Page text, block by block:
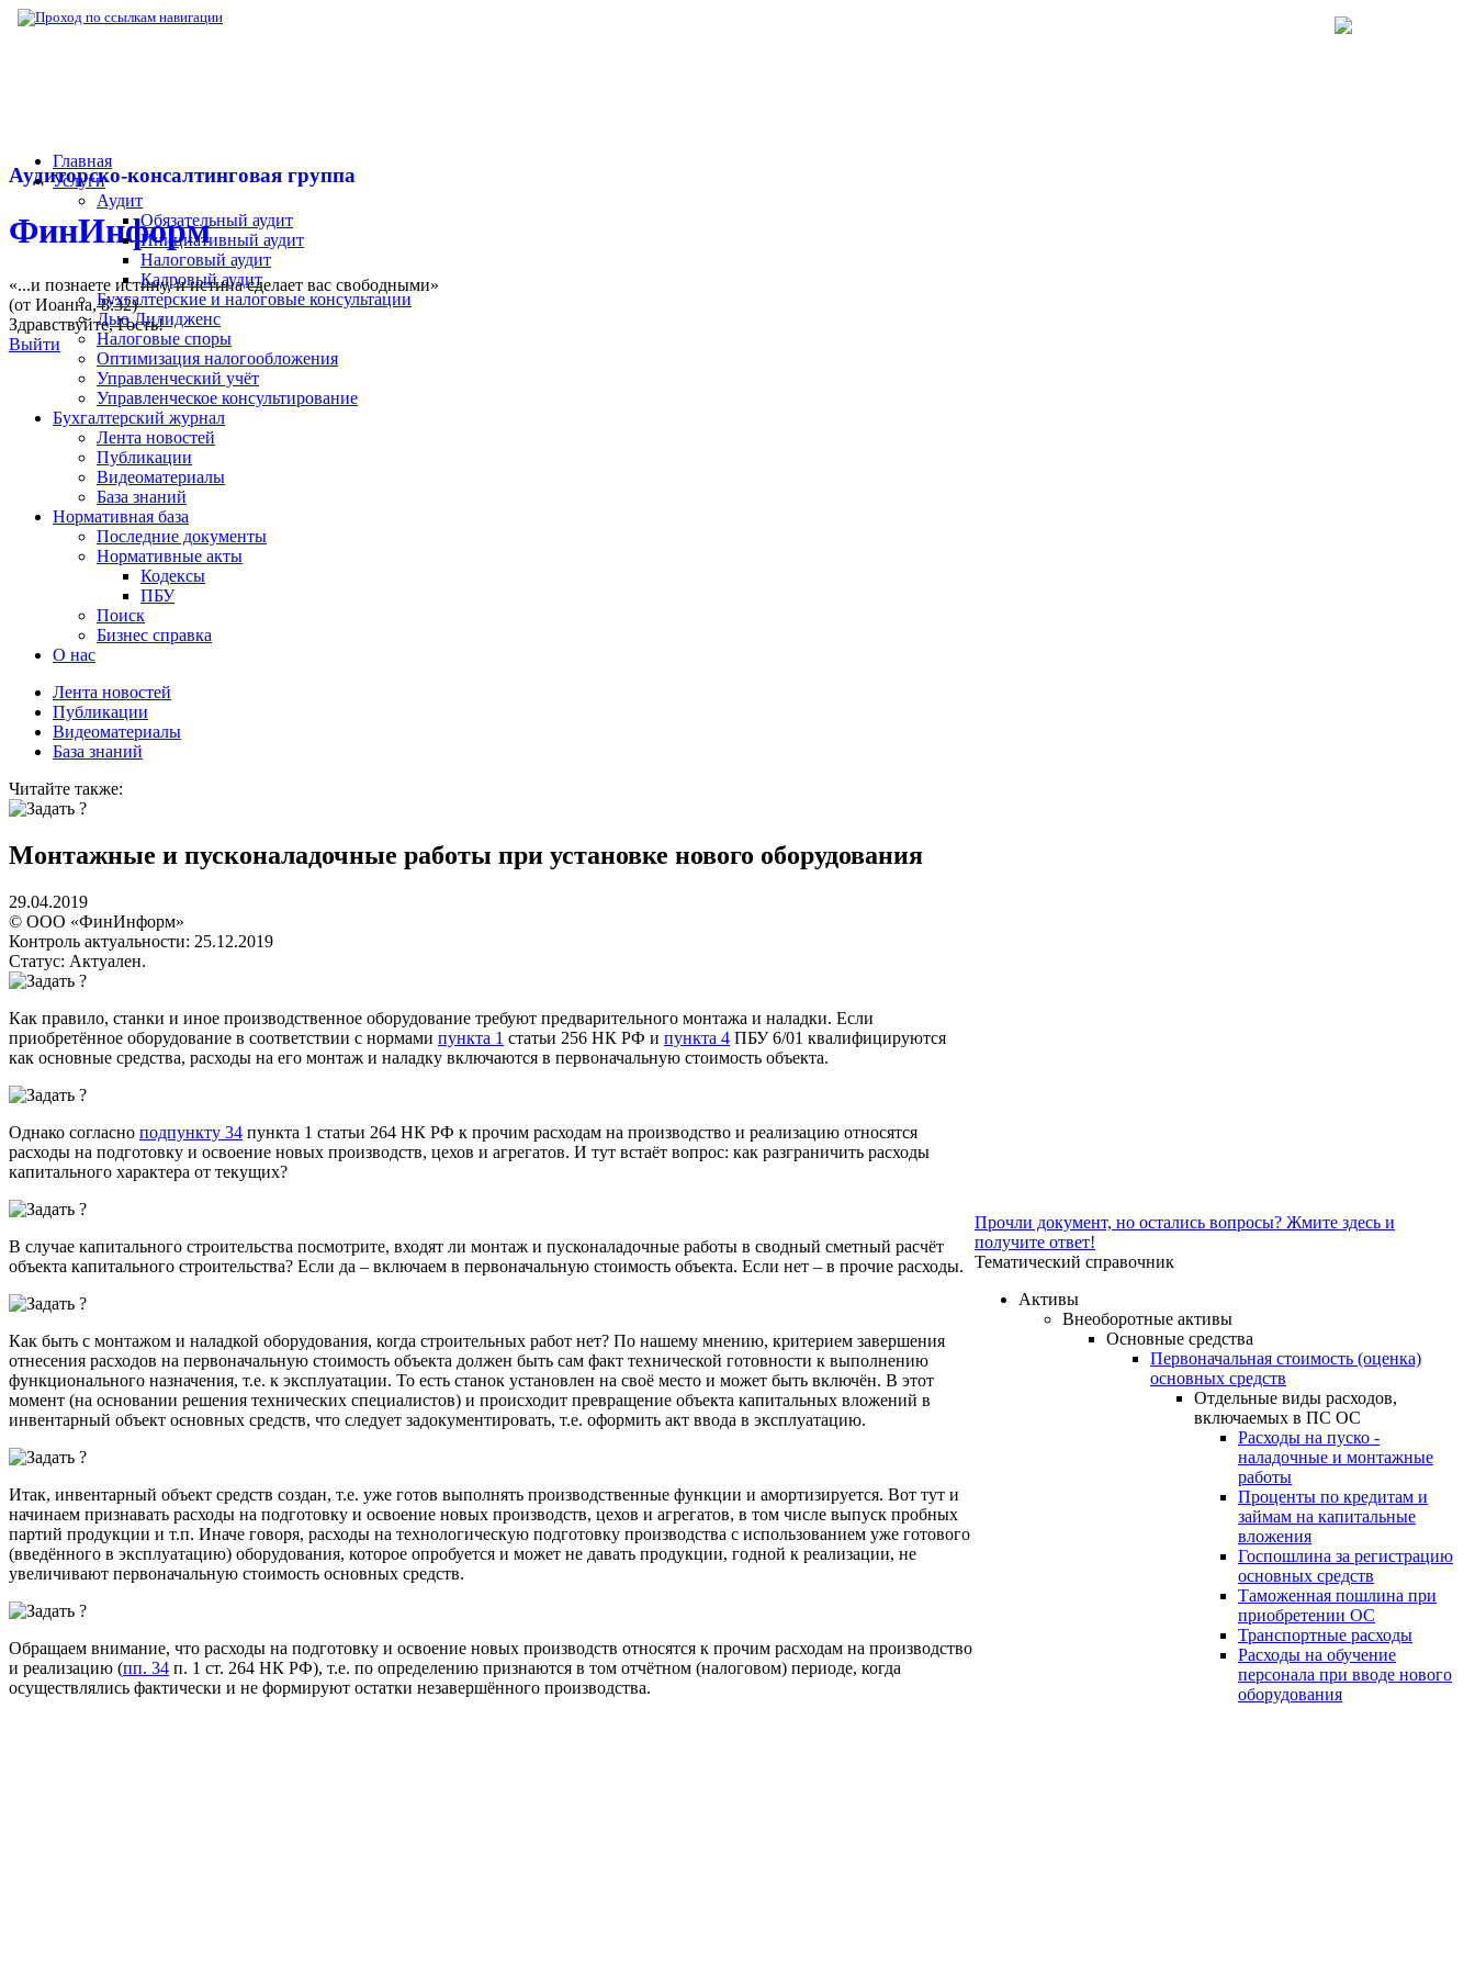
Аудиторско-консалтинговая группа
ФинИнформ
«...и познаете истину, и истина сделает вас свободными»
(от Иоанна, 8:32)
Здравствуйте,Гость!
Выйти
Главная
Услуги
Аудит
Обязательный аудит
Инициативный аудит
Налоговый аудит
Кадровый аудит
Бухгалтерские и налоговые консультации
Дью Дилидженс
Налоговые споры
Оптимизация налогообложения
Управленческий учёт
Управленческое консультирование
Бухгалтерский журнал
Лента новостей
Публикации
Видеоматериалы
База знаний
Нормативная база
Последние документы
Нормативные акты
Кодексы
ПБУ
Поиск
Бизнес справка
О нас
Лента новостей
Публикации
Видеоматериалы
База знаний
Читайте также:
Монтажные и пусконаладочные работы при установке нового оборудования
29.04.2019
© ООО «ФинИнформ»
Контроль актуальности: 25.12.2019
Статус: Актуален.
Как правило, станки и иное производственное оборудование требуют предварительного монтажа и наладки. Если
приобретённое оборудование в соответствии с нормами пункта 1 статьи 256 НК РФ и пункта 4 ПБУ 6/01 квалифицируются
как основные средства, расходы на его монтаж и наладку включаются в первоначальную стоимость объекта.
Однако согласно подпункту 34 пункта 1 статьи 264 НК РФ к прочим расходам на производство и реализацию относятся
расходы на подготовку и освоение новых производств, цехов и агрегатов. И тут встаёт вопрос: как разграничить расходы
капитального характера от текущих?
В случае капитального строительства посмотрите, входят ли монтаж и пусконаладочные работы в сводный сметный расчёт
объекта капитального строительства? Если да – включаем в первоначальную стоимость объекта. Если нет – в прочие расходы.
Как быть с монтажом и наладкой оборудования, когда строительных работ нет? По нашему мнению, критерием завершения
отнесения расходов на первоначальную стоимость объекта должен быть сам факт технической готовности к выполнению
функционального назначения, т.е. к эксплуатации. То есть станок установлен на своё место и может быть включён. В этот
момент (на основании решения технических специалистов) и происходит превращение объекта капитальных вложений в
инвентарный объект основных средств, что следует задокументировать, т.е. оформить акт ввода в эксплуатацию.
Итак, инвентарный объект средств создан, т.е. уже готов выполнять производственные функции и амортизируется. Вот тут и
начинаем признавать расходы на подготовку и освоение новых производств, цехов и агрегатов, в том числе выпуск пробных
партий продукции и т.п. Иначе говоря, расходы на технологическую подготовку производства с использованием уже готового
(введённого в эксплуатацию) оборудования, которое опробуется и может не давать продукции, годной к реализации, не
увеличивают первоначальную стоимость основных средств.
Обращаем внимание, что расходы на подготовку и освоение новых производств относятся к прочим расходам на производство
и реализацию (пп. 34 п. 1 ст. 264 НК РФ), т.е. по определению признаются в том отчётном (налоговом) периоде, когда
осуществлялись фактически и не формируют остатки незавершённого производства.
Прочли документ, но остались вопросы? Жмите здесь и
получите ответ!
Тематический справочник
Активы
Внеоборотные активы
Основные средства
Первоначальная стоимость (оценка)
основных средств
Отдельные виды расходов,
включаемых в ПС ОС
Расходы на пуско -
наладочные и монтажные
работы
Проценты по кредитам и
займам на капитальные
вложения
Госпошлина за регистрацию
основных средств
Таможенная пошлина при
приобретении ОС
Транспортные расходы
Расходы на обучение
персонала при вводе нового
оборудования